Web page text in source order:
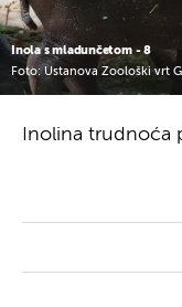
Inola s mladunčetom - 8
Foto: Ustanova Zoološki vrt
Inolina trudnoća